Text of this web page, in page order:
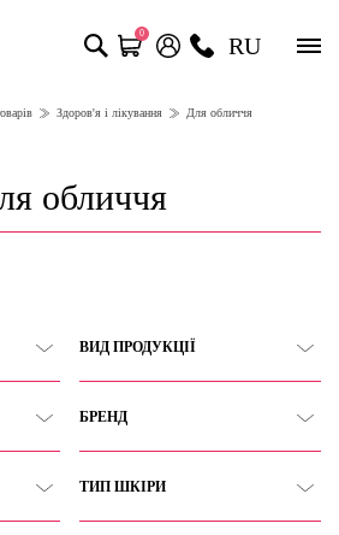
0 RU
Здоров'я і лікування Для обличчя
обличчя
ВИД ПРОДУКЦІЇ
БРЕНД
ТИП ШКІРИ